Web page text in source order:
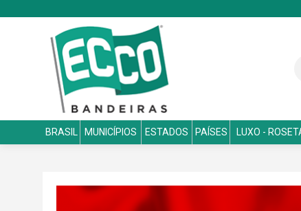
BRASIL MUNICÍPIOS ESTADOS PAÍSES LUXO -